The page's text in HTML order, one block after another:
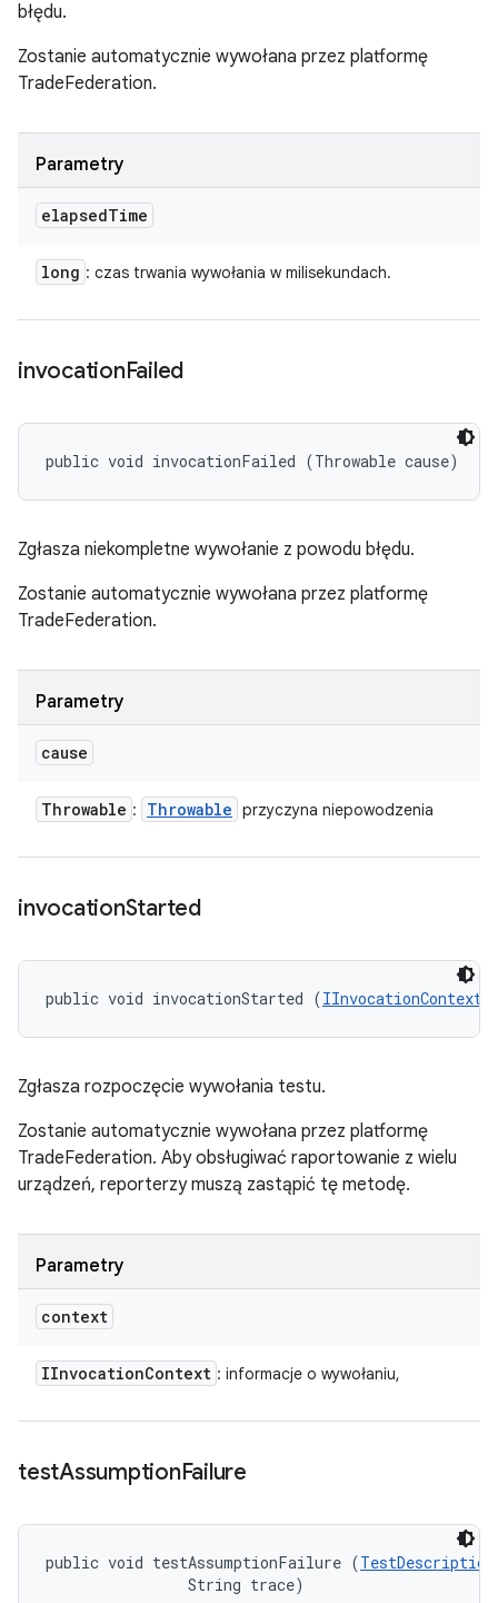
błędu.
Zostanie automatycznie wywołana przez platformę
TradeFederation.
Parametry
elapsedTime
long : czas trwania wywołania w milisekundach.
invocationFailed
public void invocationFailed (Throwable cause)
Zgłasza niekompletne wywołanie z powodu błędu.
Zostanie automatycznie wywołana przez platformę
TradeFederation.
Parametry
cause
Throwable : Throwable przyczyna niepowodzenia
invocationStarted
public void invocationStarted (IInvocationContext
Zgłasza rozpoczęcie wywołania testu.
Zostanie automatycznie wywołana przez platformę
TradeFederation. Aby obsługiwać raportowanie z wielu
urządzeń, reporterzy muszą zastąpić tę metodę.
Parametry
context
IInvocationContext : informacje o wywołaniu,
testAssumptionFailure
public void testAssumptionFailure (TestDescription
                String trace)